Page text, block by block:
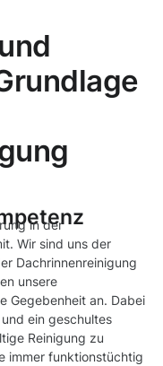
in der
Wir sind uns der
Dachrinnenreinigung
unsere
Gegebenheit an. Dabei
ein geschultes
Reinigung zu
immer funktionstüchtig